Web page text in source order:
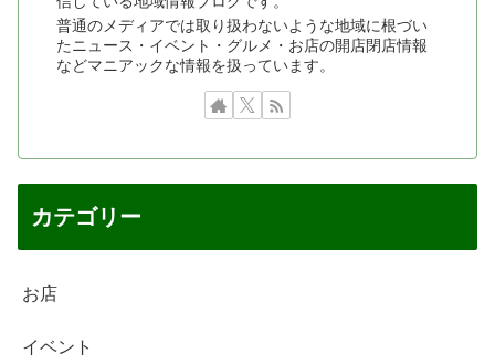
普通のメディアでは取り扱わないような地域に根づい
たニュース・イベント・グルメ・お店の開店閉店情報
などマニアックな情報を扱っています。
カテゴリー
お店
イベント